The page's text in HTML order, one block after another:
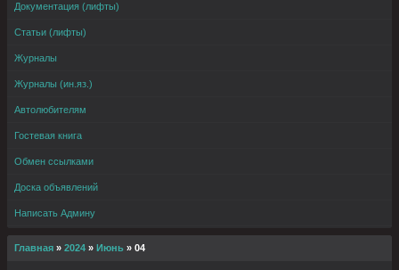
Документация (лифты)
Статьи (лифты)
Журналы
Журналы (ин.яз.)
Автолюбителям
Гостевая книга
Обмен ссылками
Доска объявлений
Написать Админу
Главная » 2024 » Июнь » 04